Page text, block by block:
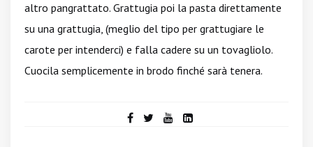
altro pangrattato. Grattugia poi la pasta direttamente
su una grattugia, (meglio del tipo per grattugiare le
carote per intenderci) e falla cadere su un tovagliolo.
Cuocila semplicemente in brodo finché sarà tenera.